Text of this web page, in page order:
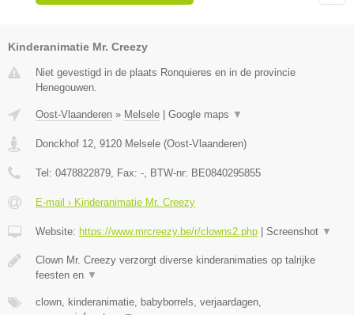
Kinderanimatie Mr. Creezy
Niet gevestigd in de plaats Ronquieres en in de provincie
Henegouwen.
Oost-Vlaanderen » Melsele Google maps ▼
Donckhof 12, 9120 Melsele (Oost-Vlaanderen)
Tel: 0478822879, Fax: -, BTW-nr: BE0840295855
E-mail › Kinderanimatie Mr. Creezy
Website: https://www.mrcreezy.be/r/clowns2.php Screenshot ▼
Clown Mr. Creezy verzorgt diverse kinderanimaties op talrijke
feesten en ▼
clown, kinderanimatie, babyborrels, verjaardagen,